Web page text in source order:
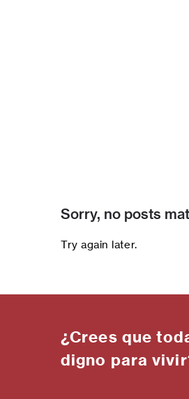
Sorry, no posts
Try again later.
¿Crees que
digno para